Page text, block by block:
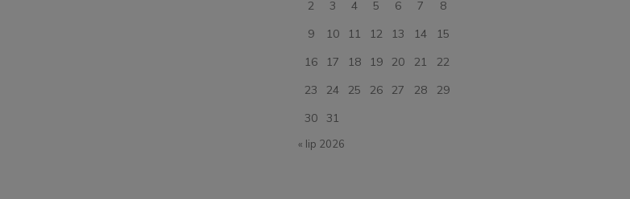
2
3 4 5 6 7
8
9
10 11 12 13 14
15
16
17 18 19 20 21
22
23
24 25 26 27 28
29
30
31
« lip 2026